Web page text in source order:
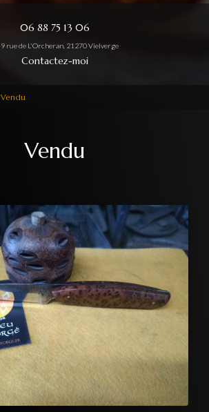
06 88 75 13 06
9 rue de L'Orcheran, 21270 Vielverge
Contactez-moi
Vendu
Vendu